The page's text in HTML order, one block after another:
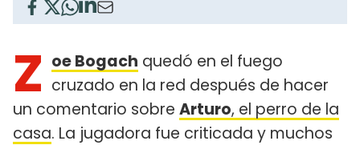
Z oe Bogach quedó en el fuego
cruzado en la red después de hacer
un comentario sobre Arturo, el perro de la
casa. La jugadora fue criticada y muchos